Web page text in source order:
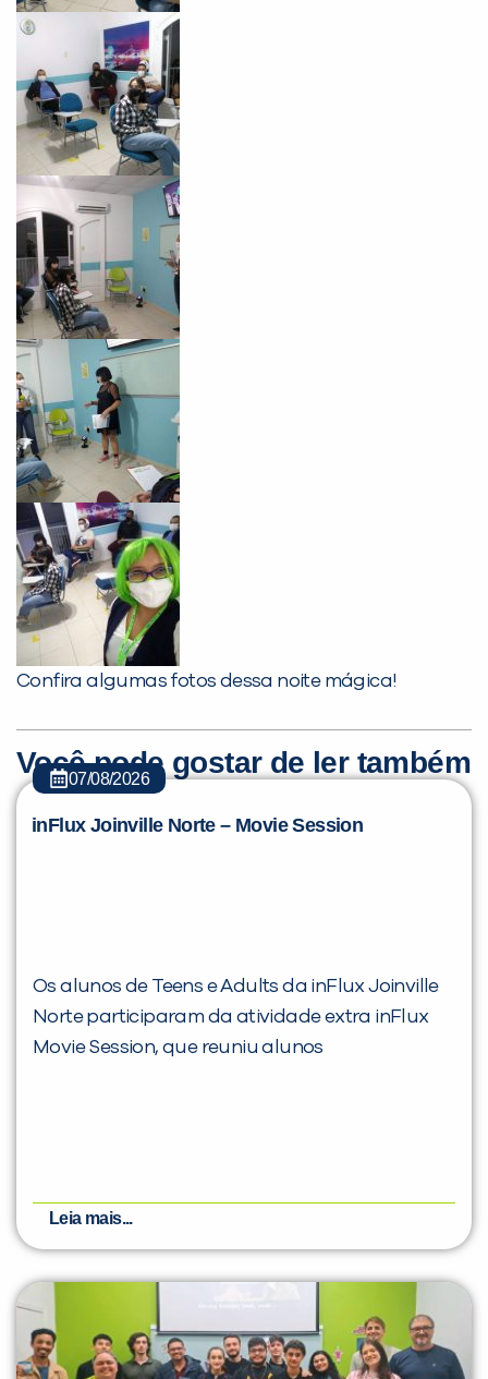
Confira algumas fotos dessa noite mágica!
Você pode gostar de ler também
07/08/2026
inFlux Joinville Norte – Movie Session
Os alunos de Teens e Adults da inFlux Joinville
Norte participaram da atividade extra inFlux
Movie Session, que reuniu alunos
Leia mais...
Você é aluno inFlux?
Sim
VOLTAR